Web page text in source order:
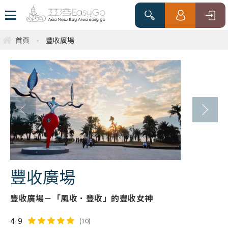
首頁 - 豐收廣場
豐收廣場
豐收廣場－「風收．豐收」的豐收女神
4.9 (10)